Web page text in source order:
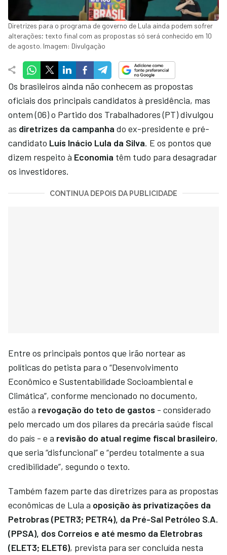
Diretrizes para o programa de governo de Lula ainda podem sofrer
alterações; texto final com as propostas só será conhecido em 10
de agosto. Imagem: Divulgação
Os brasileiros ainda não conhecem as propostas
oficiais dos principais candidatos à presidência, mas
ontem (06) o Partido dos Trabalhadores (PT) divulgou
as diretrizes da campanha do ex-presidente e pré-
candidato Luís Inácio Lula da Silva. E os pontos que
dizem respeito à Economia têm tudo para desagradar
os investidores.
CONTINUA DEPOIS DA PUBLICIDADE
Entre os principais pontos que irão nortear as
políticas do petista para o “Desenvolvimento
Econômico e Sustentabilidade Socioambiental e
Climática”, conforme mencionado no documento,
estão a revogação do teto de gastos - considerado
pelo mercado um dos pilares da precária saúde fiscal
do país - e a revisão do atual regime fiscal brasileiro,
que seria “disfuncional” e “perdeu totalmente a sua
credibilidade”, segundo o texto.
Também fazem parte das diretrizes para as propostas
econômicas de Lula a oposição às privatizações da
Petrobras (PETR3; PETR4), da Pré-Sal Petróleo S.A.
(PPSA), dos Correios e até mesmo da Eletrobras
(ELET3; ELET6), prevista para ser concluída nesta